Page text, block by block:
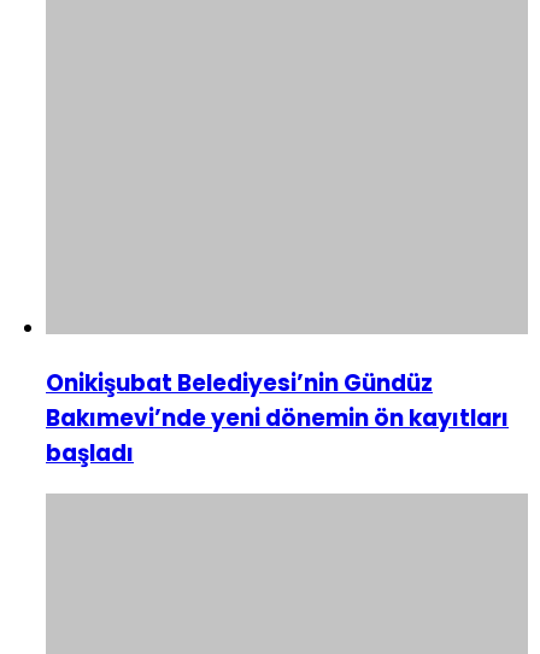
Onikişubat Belediyesi’nin Gündüz
Bakımevi’nde yeni dönemin ön kayıtları
başladı